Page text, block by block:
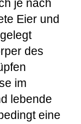
je nach
Eier und
des
im
lebende
eine